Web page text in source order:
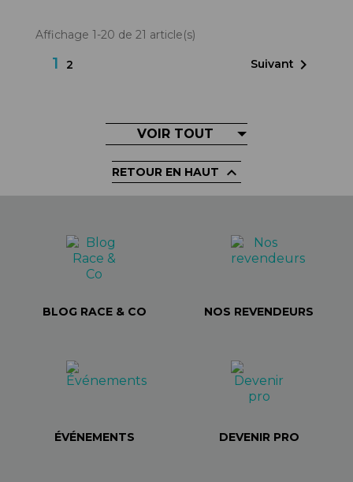
Affichage 1-20 de 21 article(s)
1 2 Suivant 
VOIR TOUT
RETOUR EN HAUT 
BLOG RACE & CO NOS REVENDEURS
ÉVÉNEMENTS DEVENIR PRO